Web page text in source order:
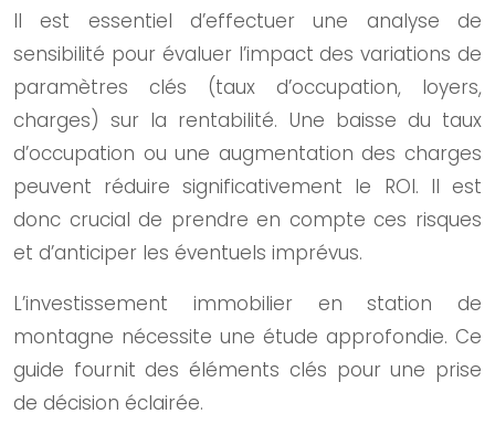
Il est essentiel d’effectuer une analyse de
sensibilité pour évaluer l’impact des variations de
paramètres clés (taux d’occupation, loyers,
charges) sur la rentabilité. Une baisse du taux
d’occupation ou une augmentation des charges
peuvent réduire significativement le ROI. Il est
donc crucial de prendre en compte ces risques
et d’anticiper les éventuels imprévus.
L’investissement immobilier en station de
montagne nécessite une étude approfondie. Ce
guide fournit des éléments clés pour une prise
de décision éclairée.